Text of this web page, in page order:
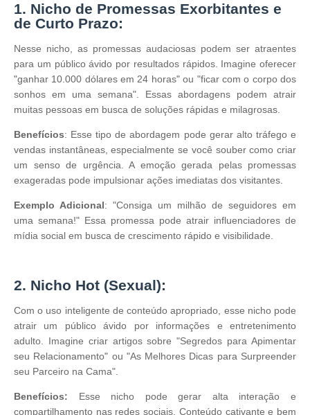
1. Nicho de Promessas Exorbitantes e
de Curto Prazo:
Nesse nicho, as promessas audaciosas podem ser atraentes
para um público ávido por resultados rápidos. Imagine oferecer
"ganhar 10.000 dólares em 24 horas" ou "ficar com o corpo dos
sonhos em uma semana". Essas abordagens podem atrair
muitas pessoas em busca de soluções rápidas e milagrosas.
Benefícios: Esse tipo de abordagem pode gerar alto tráfego e
vendas instantâneas, especialmente se você souber como criar
um senso de urgência. A emoção gerada pelas promessas
exageradas pode impulsionar ações imediatas dos visitantes.
Exemplo Adicional: "Consiga um milhão de seguidores em
uma semana!" Essa promessa pode atrair influenciadores de
mídia social em busca de crescimento rápido e visibilidade.
2. Nicho Hot (Sexual):
Com o uso inteligente de conteúdo apropriado, esse nicho pode
atrair um público ávido por informações e entretenimento
adulto. Imagine criar artigos sobre "Segredos para Apimentar
seu Relacionamento" ou "As Melhores Dicas para Surpreender
seu Parceiro na Cama".
Benefícios: Esse nicho pode gerar alta interação e
compartilhamento nas redes sociais. Conteúdo cativante e bem